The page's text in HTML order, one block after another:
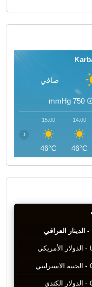
صافي
750
mmHg
14:00
46°C
15:00
46°C
‹